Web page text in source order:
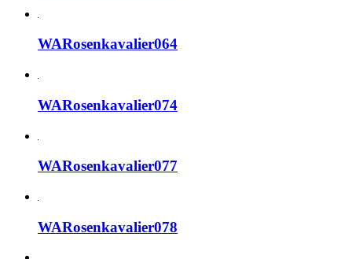
WARosenkavalier064
WARosenkavalier074
WARosenkavalier077
WARosenkavalier078